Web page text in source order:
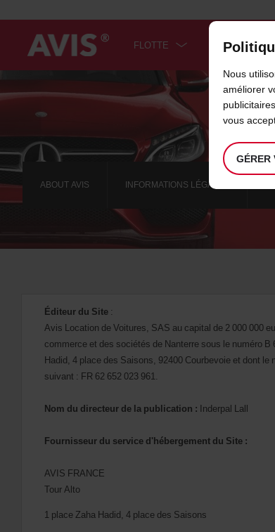
FLOTTE BONS PLANS
Avis
ABOUT AVIS INFORMATIONS LÉGALES
Éditeur du Site :
Avis Location de Voitures, SAS au capital de 2 000 000
commerce et des sociétés de Nanterre sous le numéro
Hadid, 4 place des Saisons, 92400 Courbevoie et dont
suivant : FR 62 652 023 961.
Nom du directeur de la publication : Inderpal Lall
Fournisseur du service d'hébergement du Site :
AVIS FRANCE
Tour Alto
1 place Zaha Hadid, 4 place des Saisons
Nous
améliorer
vous
GÉRER